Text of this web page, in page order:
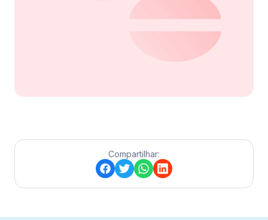
Avenida das Cataratas, 3570 - Vila Yolanda – Foz
Ver local
Compartilhar: